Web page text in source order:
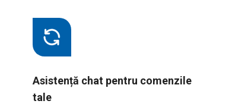
Asistență chat pentru comenzile
tale